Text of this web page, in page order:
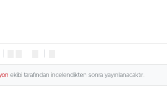
ekibi tarafından incelendikten sonra yayınlanacaktır.